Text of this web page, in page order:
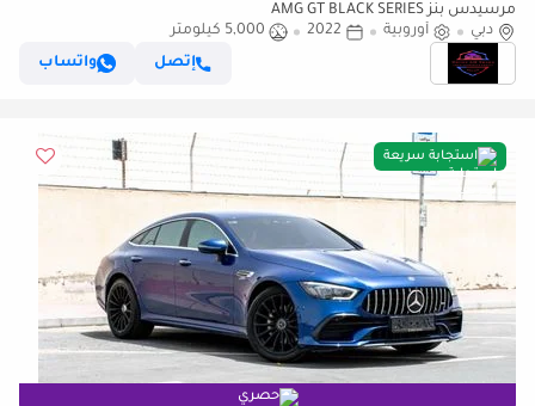
مرسيدس بنز AMG GT BLACK SERIES
دبي
أوروبية 2022
5,000 كيلومتر
إتصل
واتساب
استجابة سريعة
حصري